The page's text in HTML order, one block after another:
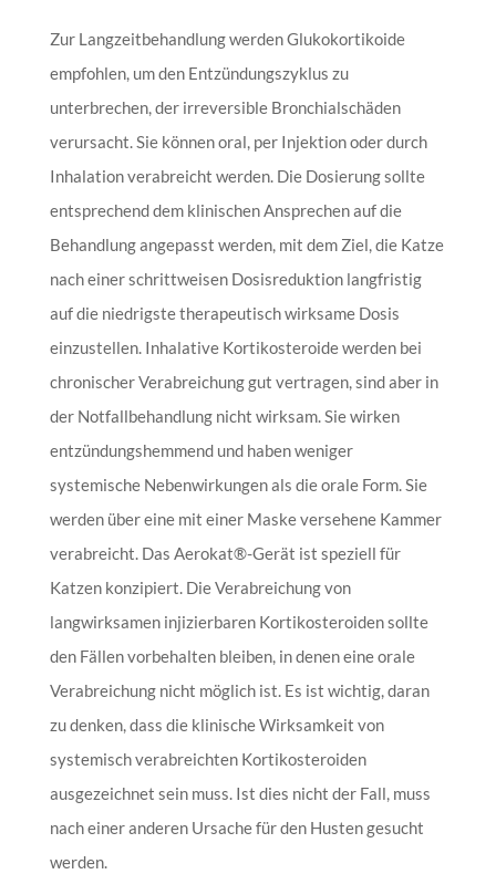
Zur Langzeitbehandlung werden Glukokortikoide
empfohlen, um den Entzündungszyklus zu
unterbrechen, der irreversible Bronchialschäden
verursacht. Sie können oral, per Injektion oder durch
Inhalation verabreicht werden. Die Dosierung sollte
entsprechend dem klinischen Ansprechen auf die
Behandlung angepasst werden, mit dem Ziel, die Katze
nach einer schrittweisen Dosisreduktion langfristig
auf die niedrigste therapeutisch wirksame Dosis
einzustellen. Inhalative Kortikosteroide werden bei
chronischer Verabreichung gut vertragen, sind aber in
der Notfallbehandlung nicht wirksam. Sie wirken
entzündungshemmend und haben weniger
systemische Nebenwirkungen als die orale Form. Sie
werden über eine mit einer Maske versehene Kammer
verabreicht. Das Aerokat®-Gerät ist speziell für
Katzen konzipiert. Die Verabreichung von
langwirksamen injizierbaren Kortikosteroiden sollte
den Fällen vorbehalten bleiben, in denen eine orale
Verabreichung nicht möglich ist. Es ist wichtig, daran
zu denken, dass die klinische Wirksamkeit von
systemisch verabreichten Kortikosteroiden
ausgezeichnet sein muss. Ist dies nicht der Fall, muss
nach einer anderen Ursache für den Husten gesucht
werden.